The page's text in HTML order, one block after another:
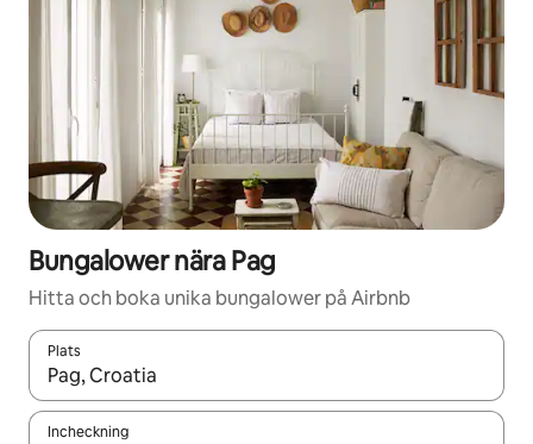
Bungalower nära Pag
Hitta och boka unika bungalower på Airbnb
Plats
När resultaten är tillgängliga kan du navigera med upp- och
Incheckning